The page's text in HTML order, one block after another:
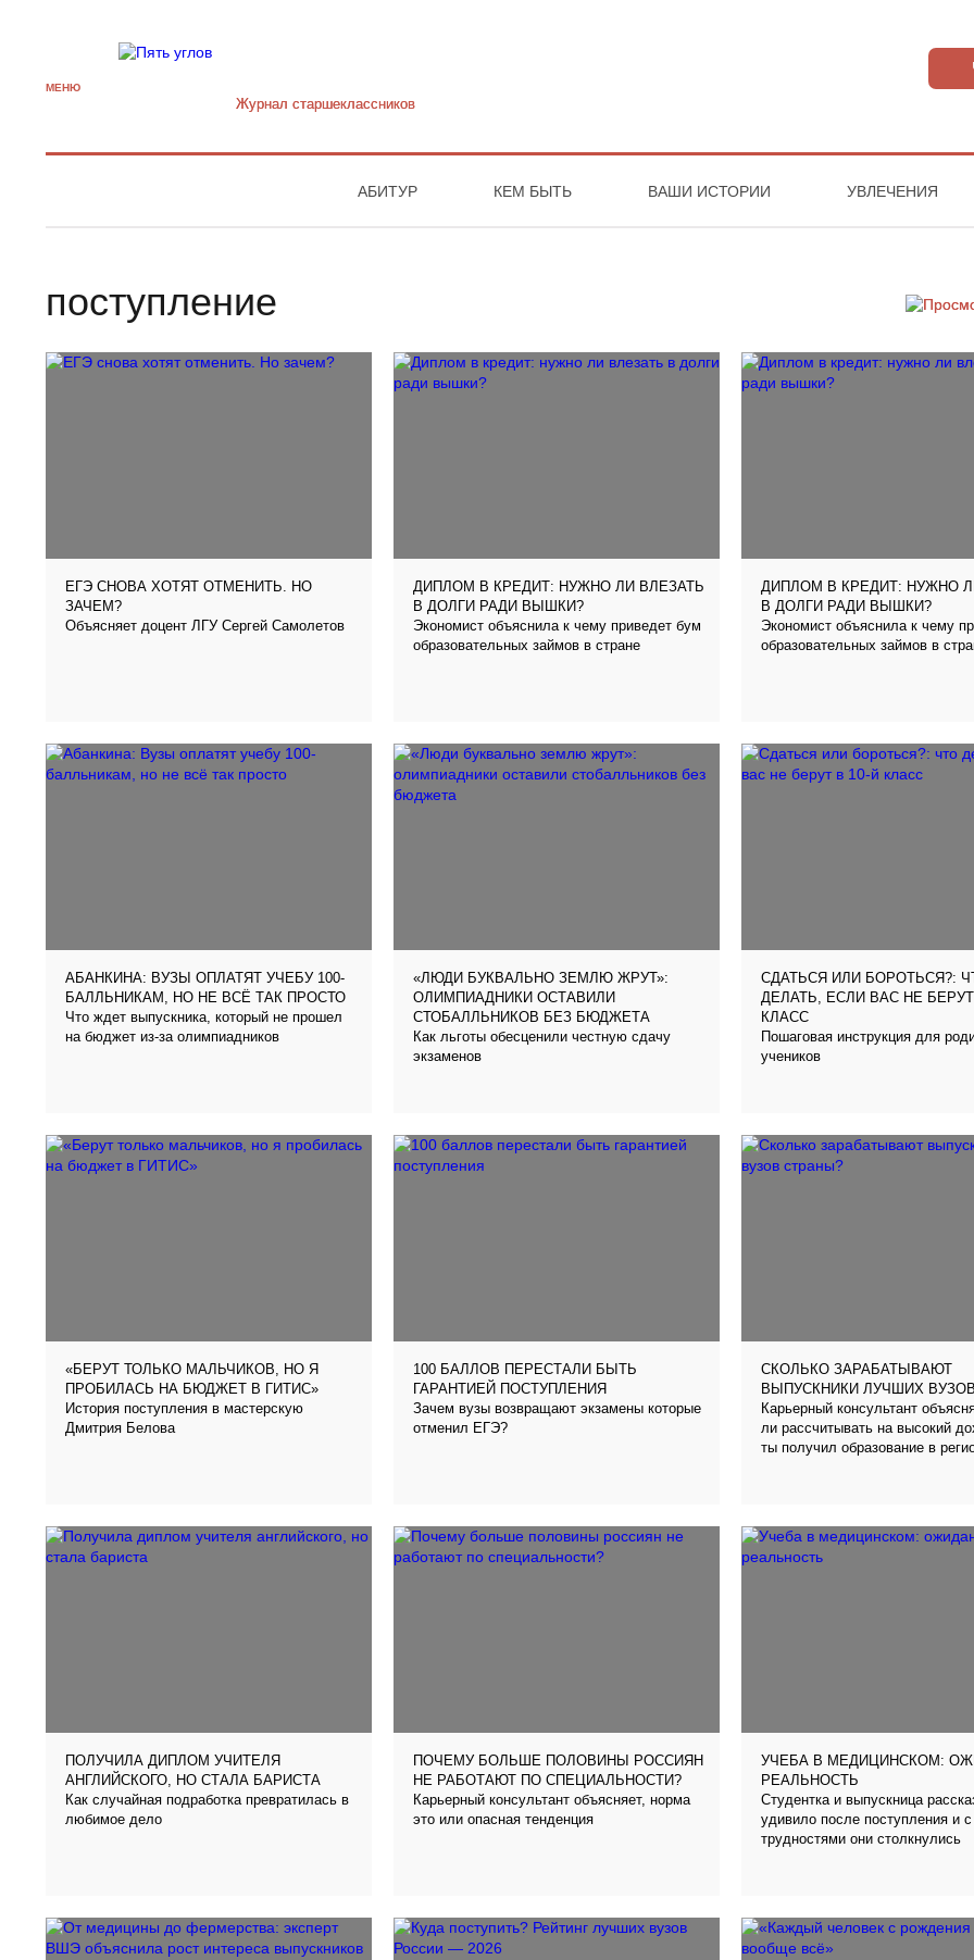
МЕНЮ
Журнал старшекласcников
АБИТУР КЕМ БЫТЬ ВАШИ ИСТОРИИ УВЛЕЧЕНИЯ
поступление
ЕГЭ СНОВА ХОТЯТ ОТМЕНИТЬ. НО
ЗАЧЕМ?
Объясняет доцент ЛГУ Сергей Самолетов
ДИПЛОМ В КРЕДИТ: НУЖНО ЛИ ВЛЕЗАТЬ
В ДОЛГИ РАДИ ВЫШКИ?
Экономист объяснила к чему приведет бум
образовательных займов в стране
ДИПЛОМ В КРЕДИТ: НУЖНО
В ДОЛГИ РАДИ ВЫШКИ?
Экономист объяснила к чему
образовательных займов в
АБАНКИНА: ВУЗЫ ОПЛАТЯТ УЧЕБУ 100-
БАЛЛЬНИКАМ, НО НЕ ВСЁ ТАК ПРОСТО
Что ждет выпускника, который не прошел
на бюджет из-за олимпиадников
«ЛЮДИ БУКВАЛЬНО ЗЕМЛЮ ЖРУТ»:
ОЛИМПИАДНИКИ ОСТАВИЛИ
СТОБАЛЛЬНИКОВ БЕЗ БЮДЖЕТА
Как льготы обесценили честную сдачу
экзаменов
СДАТЬСЯ ИЛИ БОРОТЬСЯ?:
ДЕЛАТЬ, ЕСЛИ ВАС НЕ БЕРУТ
КЛАСС
Пошаговая инструкция для
учеников
«БЕРУТ ТОЛЬКО МАЛЬЧИКОВ, НО Я
ПРОБИЛАСЬ НА БЮДЖЕТ В ГИТИС»
История поступления в мастерскую
Дмитрия Белова
100 БАЛЛОВ ПЕРЕСТАЛИ БЫТЬ
ГАРАНТИЕЙ ПОСТУПЛЕНИЯ
Зачем вузы возвращают экзамены которые
отменил ЕГЭ?
СКОЛЬКО ЗАРАБАТЫВАЮТ
ВЫПУСКНИКИ ЛУЧШИХ
Карьерный консультант
ли рассчитывать на высокий
ты получил образование в
ПОЛУЧИЛА ДИПЛОМ УЧИТЕЛЯ
АНГЛИЙСКОГО, НО СТАЛА БАРИСТА
Как случайная подработка превратилась в
любимое дело
ПОЧЕМУ БОЛЬШЕ ПОЛОВИНЫ РОССИЯН
НЕ РАБОТАЮТ ПО СПЕЦИАЛЬНОСТИ?
Карьерный консультант объясняет, норма
это или опасная тенденция
УЧЕБА В МЕДИЦИНСКОМ:
РЕАЛЬНОСТЬ
Студентка и выпускница
удивило после поступления и
трудностями они столкнулись